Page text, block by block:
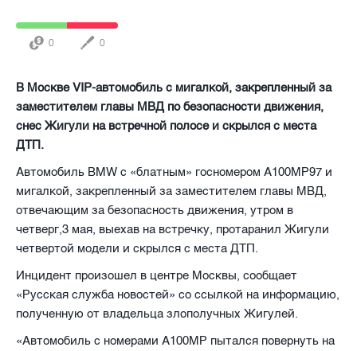
0 0
В Москве VIP-автомобиль с мигалкой, закрепленный за
заместителем главы МВД по безопасности движения,
снес Жигули на встречной полосе и скрылся с места
ДТП.
Автомобиль BMW с «блатным» госномером А100МР97 и
мигалкой, закрепленный за заместителем главы МВД,
отвечающим за безопасность движения, утром в
четверг,3 мая, выехав на встречку, протаранил Жигули
четвертой модели и скрылся с места ДТП.
Инцидент произошел в центре Москвы, сообщает
«Русская служба новостей» со ссылкой на информацию,
полученную от владельца злополучных Жигулей.
«Автомобиль с номерами А100МР пытался повернуть на